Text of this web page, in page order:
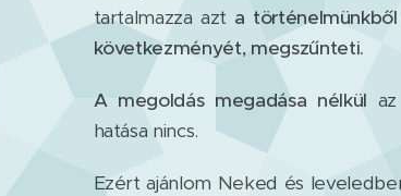
tartalmazza azt a
következményét, megszűnteti.
A megoldás megadása nélkül
hatása nincs.
Ezért ajánlom Neked és